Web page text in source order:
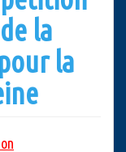
la
la